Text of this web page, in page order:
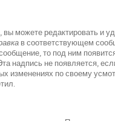
можете редактировать и
в соответствующем
то под ним
надпись не появляется,
изменениях по своему